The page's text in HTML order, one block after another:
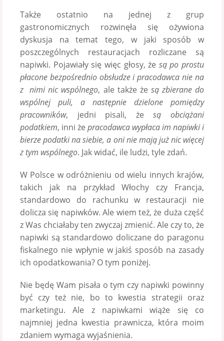
Także ostatnio na jednej z grup
gastronomicznych rozwinęła się ożywiona
dyskusja na temat tego, w jaki sposób w
poszczególnych restauracjach rozliczane są
napiwki. Pojawiały się więc głosy, że są po prostu
płacone bezpośrednio obsłudze i pracodawca nie na
z nimi nic wspólnego, ale także że są zbierane do
wspólnej puli, a następnie dzielone pomiędzy
pracowników, jedni pisali, żesą obciążani
podatkiem, inni że pracodawca wypłaca im napiwki i
bierze podatki na siebie, a oni nie mają już nic więcej
z tym wspólnego. Jak widać, ile ludzi, tyle zdań.
W Polsce w odróżnieniu od wielu innych krajów,
takich jak na przykład Włochy czy Francja,
standardowo do rachunku w restauracji nie
dolicza się napiwków. Ale wiem też, że duża część
z Was chciałaby ten zwyczaj zmienić. Ale czy to, że
napiwki są standardowo doliczane do paragonu
fiskalnego nie wpłynie w jakiś sposób na zasady
ich opodatkowania? O tym poniżej.
Nie będę Wam pisała o tym czy napiwki powinny
być czy też nie, bo to kwestia strategii oraz
marketingu. Ale z napiwkami wiąże się co
najmniej jedna kwestia prawnicza, która moim
zdaniem wymaga wyjaśnienia.